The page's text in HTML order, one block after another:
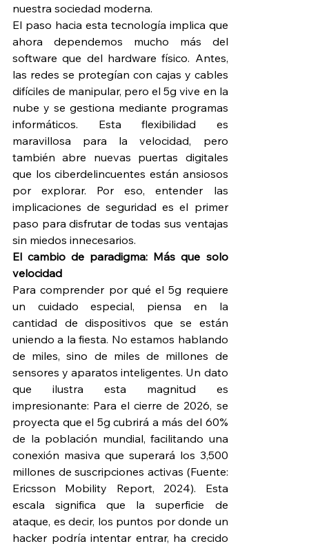
nuestra sociedad moderna.
El paso hacia esta tecnología implica que
ahora dependemos mucho más del
software que del hardware físico. Antes,
las redes se protegían con cajas y cables
difíciles de manipular, pero el 5g vive en la
nube y se gestiona mediante programas
informáticos. Esta flexibilidad es
maravillosa para la velocidad, pero
también abre nuevas puertas digitales
que los ciberdelincuentes están ansiosos
por explorar. Por eso, entender las
implicaciones de seguridad es el primer
paso para disfrutar de todas sus ventajas
sin miedos innecesarios.
El cambio de paradigma: Más que solo
velocidad
Para comprender por qué el 5g requiere
un cuidado especial, piensa en la
cantidad de dispositivos que se están
uniendo a la fiesta. No estamos hablando
de miles, sino de miles de millones de
sensores y aparatos inteligentes. Un dato
que ilustra esta magnitud es
impresionante: Para el cierre de 2026, se
proyecta que el 5g cubrirá a más del 60%
de la población mundial, facilitando una
conexión masiva que superará los 3,500
millones de suscripciones activas (Fuente:
Ericsson Mobility Report, 2024). Esta
escala significa que la superficie de
ataque, es decir, los puntos por donde un
hacker podría intentar entrar, ha crecido